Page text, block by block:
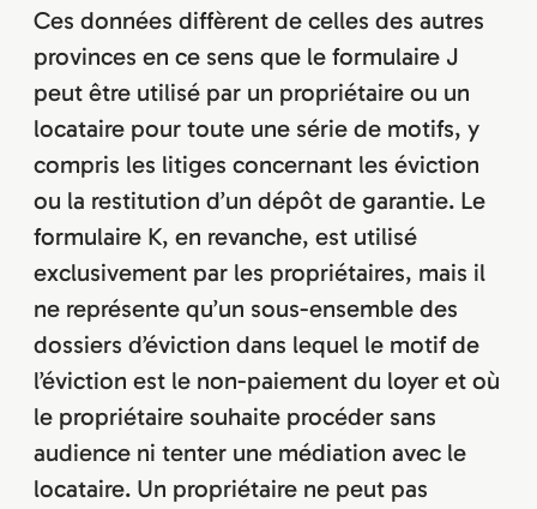
Ces données diffèrent de celles des autres
provinces en ce sens que le formulaire J
peut être utilisé par un propriétaire ou un
locataire pour toute une série de motifs, y
compris les litiges concernant les éviction
ou la restitution d’un dépôt de garantie. Le
formulaire K, en revanche, est utilisé
exclusivement par les propriétaires, mais il
ne représente qu’un sous-ensemble des
dossiers d’éviction dans lequel le motif de
l’éviction est le non-paiement du loyer et où
le propriétaire souhaite procéder sans
audience ni tenter une médiation avec le
locataire. Un propriétaire ne peut pas